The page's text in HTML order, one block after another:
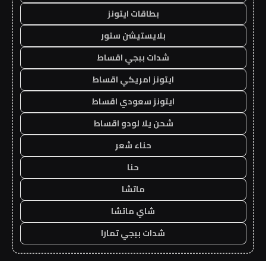
بطاقات ايتونز
بلايستيشن ستور
شدات ببجي اقساط
ايتونز امريكي اقساط
ايتونز سعودي اقساط
شحن يلا لودو اقساط
حناء شعر
حنا
ماتشا
شاي ماتشا
شدات ببجي تمارا